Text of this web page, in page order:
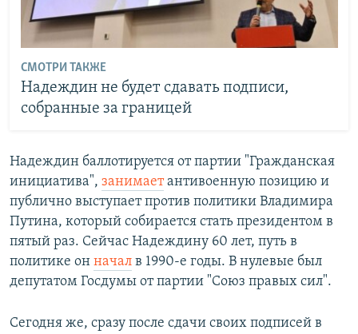
СМОТРИ ТАКЖЕ
Надеждин не будет сдавать подписи,
собранные за границей
Надеждин баллотируется от партии "Гражданская
инициатива", занимаетантивоенную позицию и
публично выступает против политики Владимира
Путина, который собирается стать президентом в
пятый раз. Сейчас Надеждину 60 лет, путь в
политике он начал в 1990-е годы. В нулевые был
депутатом Госдумы от партии "Союз правых сил".
Сегодня же, сразу после сдачи своих подписей в